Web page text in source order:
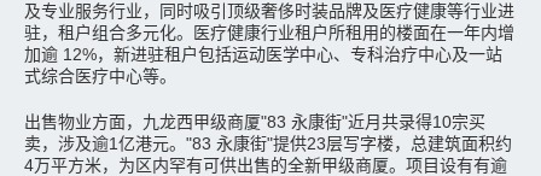
及专业服务行业，同时吸引顶级奢侈时装品牌及医疗健康等行业进
驻，租户组合多元化。医疗健康行业租户所租用的楼面在一年内增
加逾 12%，新进驻租户包括运动医学中心、专科治疗中心及一站
式综合医疗中心等。
出售物业方面，九龙西甲级商厦"83 永康街"近月共录得10宗买
卖，涉及逾1亿港元。"83 永康街"提供23层写字楼，总建筑面积约
4万平方米，为区内罕有可供出售的全新甲级商厦。项目设有有逾